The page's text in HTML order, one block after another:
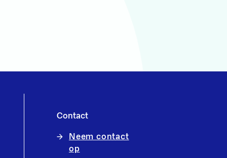
Contact
Neem contact
op